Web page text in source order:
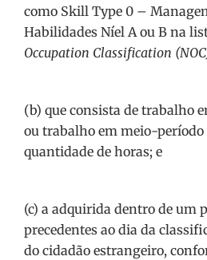
como Skill Type 0 –
Habilidades Níel A ou B na
Occupation Classification
(b) que consista de trabalho
ou trabalho em meio-período
quantidade de horas; e
(c) a adquirida dentro de um
precedentes ao dia da
do cidadão estrangeiro,